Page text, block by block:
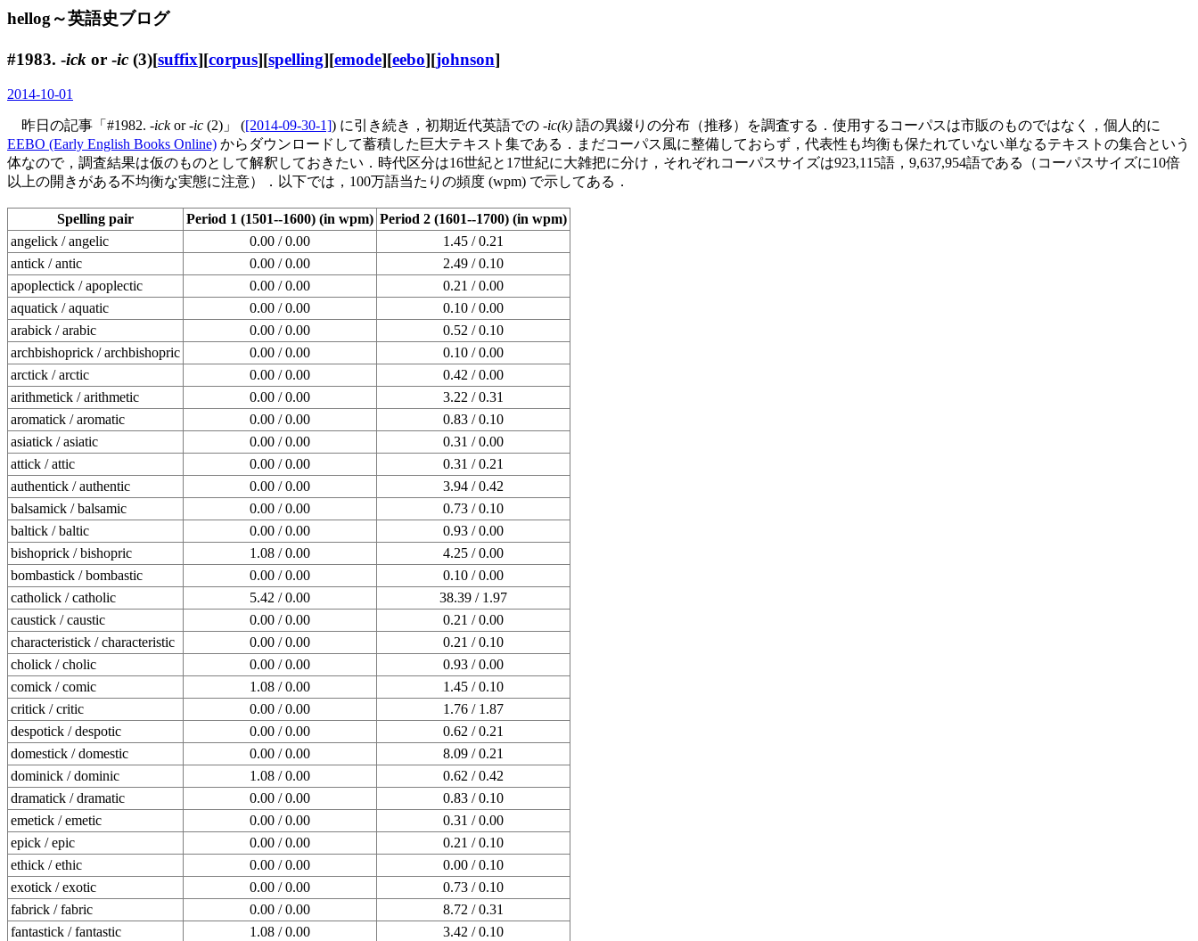
hellog～英語史ブログ
#1983. -ick or -ic (3)[suffix][corpus][spelling][emode][eebo][johnson]
2014-10-01
昨日の記事「#1982. -ickor -ic (2)」 ([2014-09-30-1]) に引き続き，初期近代英語での -ic(k) 語の異綴りの分布（推移）を調査する．使用するコーパスは市販のものではなく，個人的に
EEBO (Early English Books Online) からダウンロードして蓄積した巨大テキスト集である．まだコーパス風に整備しておらず，代表性も均衡も保たれていない単なるテキストの集合という
体なので，調査結果は仮のものとして解釈しておきたい．時代区分は16世紀と17世紀に大雑把に分け，それぞれコーパスサイズは923,115語，9,637,954語である（コーパスサイズに10倍
以上の開きがある不均衡な実態に注意）．以下では，100万語当たりの頻度 (wpm) で示してある．
Spelling pair Period 1 (1501--1600) (in wpm) Period 2 (1601--1700) (in wpm)
angelick / angelic
0.00 / 0.00
1.45 / 0.21
antick / antic
0.00 / 0.00
2.49 / 0.10
apoplectick / apoplectic
0.00 / 0.00
0.21 / 0.00
aquatick / aquatic
0.00 / 0.00
0.10 / 0.00
arabick / arabic
0.00 / 0.00
0.52 / 0.10
archbishoprick / archbishopric
0.00 / 0.00
0.10 / 0.00
arctick / arctic
0.00 / 0.00
0.42 / 0.00
arithmetick / arithmetic
0.00 / 0.00
3.22 / 0.31
aromatick / aromatic
0.00 / 0.00
0.83 / 0.10
asiatick / asiatic
0.00 / 0.00
0.31 / 0.00
attick / attic
0.00 / 0.00
0.31 / 0.21
authentick / authentic
0.00 / 0.00
3.94 / 0.42
balsamick / balsamic
0.00 / 0.00
0.73 / 0.10
baltick / baltic
0.00 / 0.00
0.93 / 0.00
bishoprick / bishopric
1.08 / 0.00
4.25 / 0.00
bombastick / bombastic
0.00 / 0.00
0.10 / 0.00
catholick / catholic
5.42 / 0.00
38.39 / 1.97
caustick / caustic
0.00 / 0.00
0.21 / 0.00
characteristick / characteristic
0.00 / 0.00
0.21 / 0.10
cholick / cholic
0.00 / 0.00
0.93 / 0.00
comick / comic
1.08 / 0.00
1.45 / 0.10
critick / critic
0.00 / 0.00
1.76 / 1.87
despotick / despotic
0.00 / 0.00
0.62 / 0.21
domestick / domestic
0.00 / 0.00
8.09 / 0.21
dominick / dominic
1.08 / 0.00
0.62 / 0.42
dramatick / dramatic
0.00 / 0.00
0.83 / 0.10
emetick / emetic
0.00 / 0.00
0.31 / 0.00
epick / epic
0.00 / 0.00
0.21 / 0.10
ethick / ethic
0.00 / 0.00
0.00 / 0.10
exotick / exotic
0.00 / 0.00
0.73 / 0.10
fabrick / fabric
0.00 / 0.00
8.72 / 0.31
fantastick / fantastic
1.08 / 0.00
3.42 / 0.10